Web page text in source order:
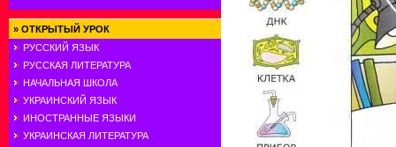
» ОТКРЫТЫЙ УРОК
РУССКИЙ ЯЗЫК
РУССКАЯ ЛИТЕРАТУРА
НАЧАЛЬНАЯ ШКОЛА
УКРАИНСКИЙ ЯЗЫК
ИНОСТРАННЫЕ ЯЗЫКИ
УКРАИНСКАЯ ЛИТЕРАТУРА